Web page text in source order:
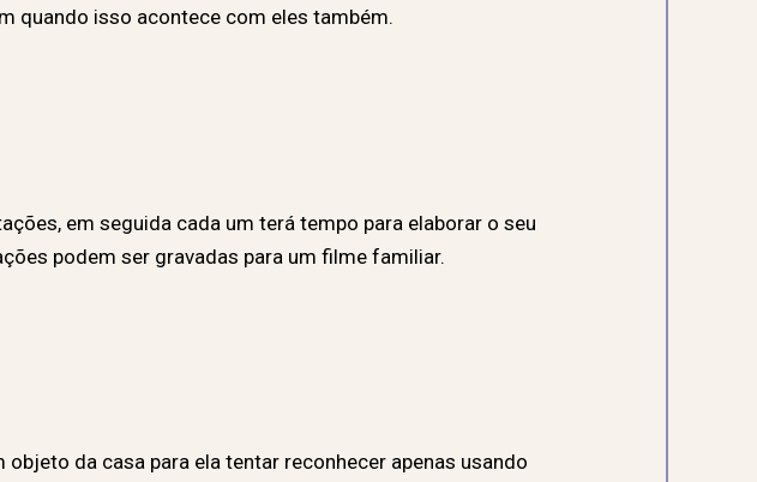
quando isso acontece com eles também.
em seguida cada um terá tempo para elaborar o seu
podem ser gravadas para um filme familiar.
da casa para ela tentar reconhecer apenas usando